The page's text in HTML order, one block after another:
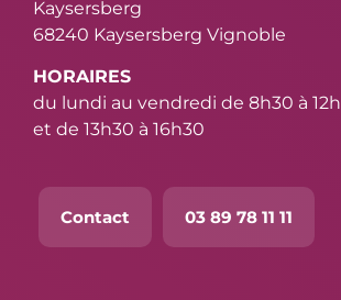
Kaysersberg
68240 Kaysersberg Vignoble
HORAIRES
du lundi au vendredi de 8h30 à 12h
et de 13h30 à 16h30
Contact 03 89 78 11 11